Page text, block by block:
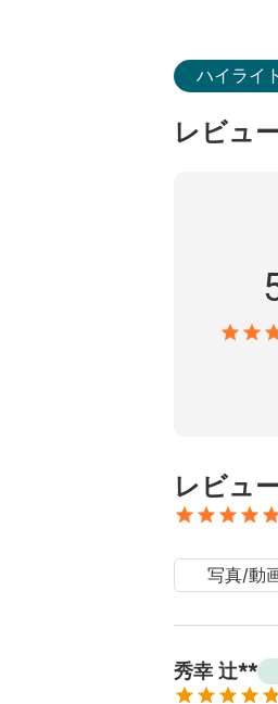
ハイライト
レビュ
レビュ
写真/動
秀幸 辻**